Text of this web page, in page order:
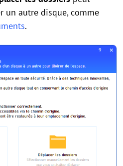
un autre disque, comme
.